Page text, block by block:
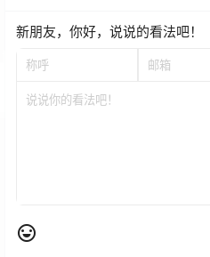
新朋友，你好，说说的看法吧！